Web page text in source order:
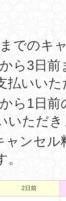
でのキ
ら3日
払いい
ら1日
いただ
ャンセ
2日前